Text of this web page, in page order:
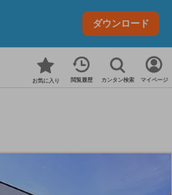
ダウンロード
お気に入り 閲覧履歴 カンタン検索 マイページ